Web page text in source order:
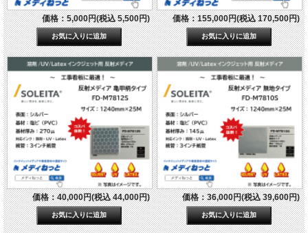
価格：5,000円(税込 5,500円) 価格：155,000円(税込 170,500円)
価格：40,000円(税込 44,000円) 価格：36,000円(税込 39,600円)